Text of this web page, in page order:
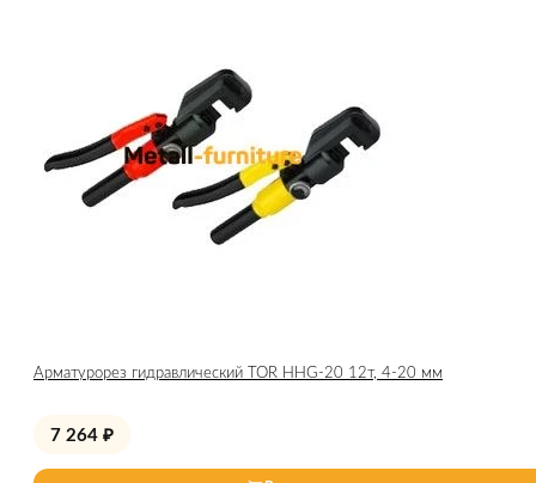
Арматурорез гидравлический TOR HHG-20 12т, 4-20 мм
7 264 ₽